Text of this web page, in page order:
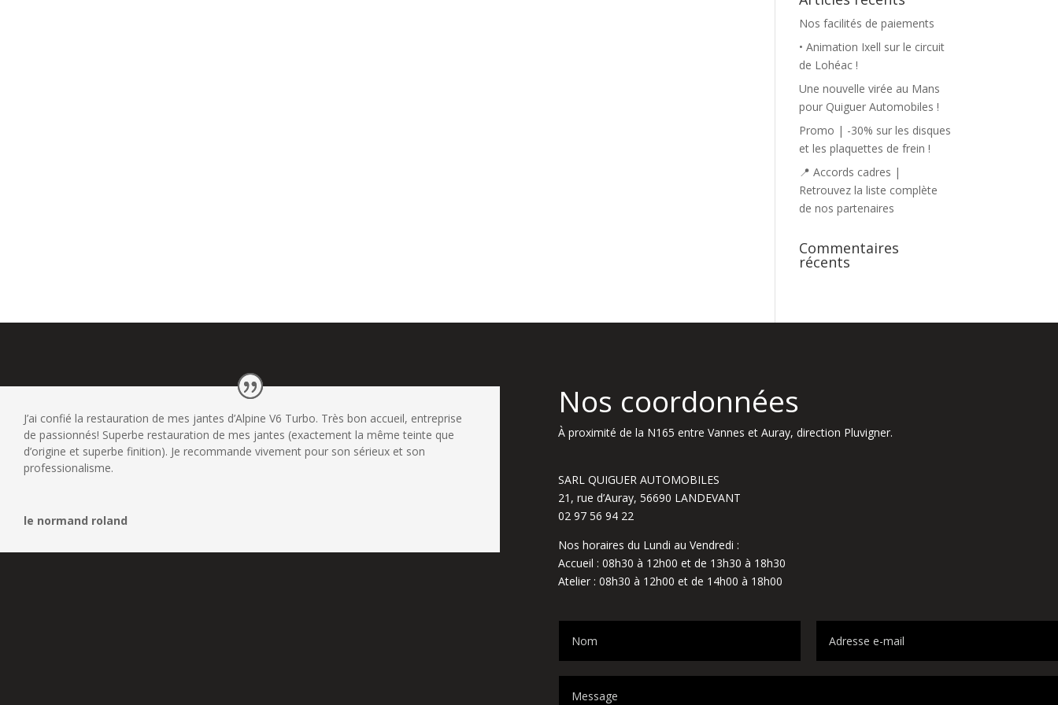
Nos facilités de paiements
• Animation Ixell sur le circuit
de Lohéac !
Une nouvelle virée au Mans
pour Quiguer Automobiles !
Promo | -30% sur les disques
et les plaquettes de frein !
📍 Accords cadres |
Retrouvez la liste complète
de nos partenaires
Commentaires
récents
J’ai confié la restauration de mes jantes d’Alpine V6 Turbo. Très bon accueil, entreprise
de passionnés! Superbe restauration de mes jantes (exactement la même teinte que
d’origine et superbe finition). Je recommande vivement pour son sérieux et son
professionalisme.
le normand roland
Nos coordonnées
À proximité de la N165 entre Vannes et Auray, direction Pluvigner.
SARL QUIGUER AUTOMOBILES
21, rue d’Auray, 56690 LANDEVANT
02 97 56 94 22
Nos horaires du Lundi au Vendredi :
Accueil : 08h30 à 12h00 et de 13h30 à 18h30
Atelier : 08h30 à 12h00 et de 14h00 à 18h00